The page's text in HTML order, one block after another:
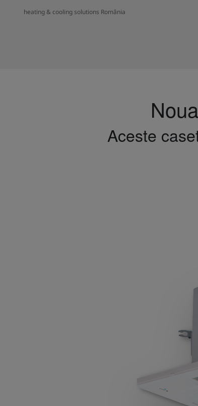
heating & cooling solutions România
Aceste